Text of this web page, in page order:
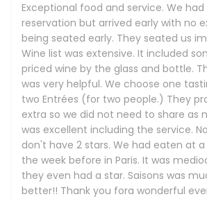
Exceptional food and service. We had
reservation but arrived early with no
being seated early. They seated us
Wine list was extensive. It included
priced wine by the glass and bottle.
was very helpful. We choose one
two Entrées (for two people.) They
extra so we did not need to share as
was excellent including the service.
don't have 2 stars. We had eaten at a
the week before in Paris. It was
they even had a star. Saisons was
better!! Thank you fora wonderful